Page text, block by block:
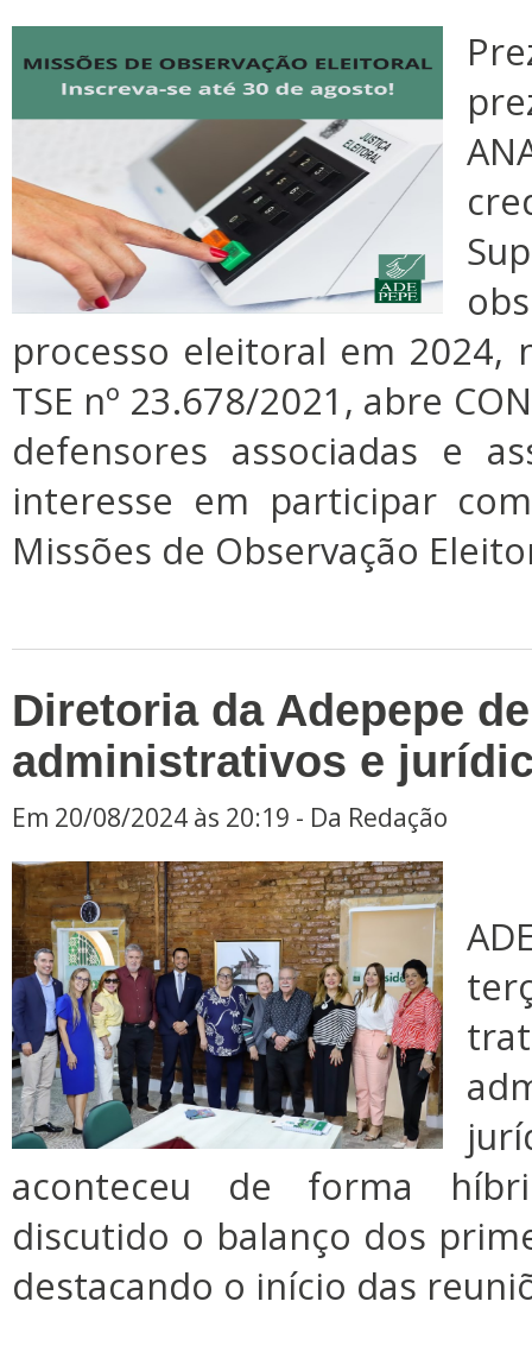
processo eleitoral em 2024,
TSE nº 23.678/2021, abre
defensores associadas e
interesse em participar
Missões de Observação
Diretoria da Adepepe
administrativos e
Em 20/08/2024 às 20:19 - Da Redação
aconteceu de forma
discutido o balanço dos
destacando o início das